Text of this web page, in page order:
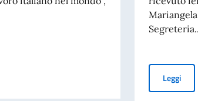
del Sacrificio del Lavoro Italiano nel Mondo – 70°
Leggi